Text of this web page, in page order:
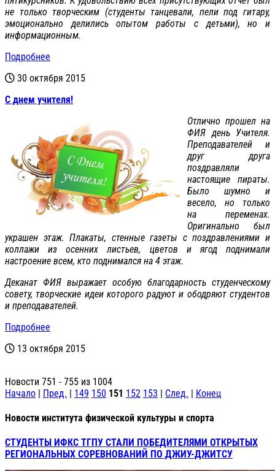
не только творческим (студенты танцевали, пели под гитару,
эмоционально делились опытом работы с детьми), но и
информационным.
Подробнее
30 октября 2015
С днем учителя!
Отлично прошел на
ФИЯ день Учителя.
Преподавателей и
друг друга
поздравляли
настоящие пираты.
Было шумно и
весело, но только
на переменах.
Оригинально был
украшен этаж. Плакаты, стенные газеты с поздравлениями и
коллажи из осенних листьев, цветов и ягод поднимали
настроение всем, кто поднимался на 4 этаж.
Деканат ФИЯ выражает особую благодарность студенческому
совету, творческие идеи которого радуют и ободряют студентов
и преподавателей.
Подробнее
13 октября 2015
Новости 751 - 755 из 1004
Начало | Пред. | 149 150 151 152 153 | След. | Конец
Новости института физической культуры и спорта
СТУДЕНТЫ ИФКС ТГПУ СТАЛИ ПОБЕДИТЕЛЯМИ ОТКРЫТЫХ
РЕГИОНАЛЬНЫХ СОРЕВНОВАНИЙ ПО ДЖИУ-ДЖИТСУ